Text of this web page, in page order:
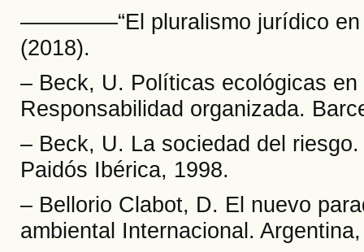
––––––––“El pluralismo jurídico
(2018).
– Beck, U. Políticas ecológicas
Responsabilidad organizada.
– Beck, U. La sociedad del
Paidós Ibérica, 1998.
– Bellorio Clabot, D. El nuevo
ambiental Internacional.